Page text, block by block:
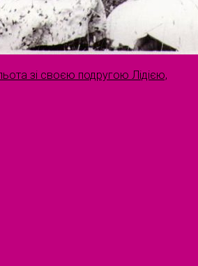
зі своєю подругою Лідією,